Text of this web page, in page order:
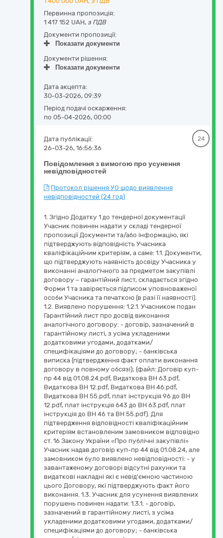
Первинна пропозиція:
1 417 152 UAH, з ПДВ
Документи пропозиції:
Показати документи
Документи рішення:
Показати документи
Дата акцепта:
30-03-2026, 09:39
Період подачі оскарження:
по 05-04-2026, 00:00
Повідомлення з вимогою про усунення
невідповідностей
Дата публікації:
26-03-26, 16:56:36
24
Протокол рішення УО щодо виявлення
невідповідностей (24 год)
1. Згідно Додатку 1 до тендерної документації
Учасник повинен надати у складі тендерної
пропозиції Документи та/або інформацію, які
підтверджують відповідність Учасника
кваліфікаційним критеріям, а саме: 1.1. Документи,
що підтверджують наявність досвіду Учасника у
виконанні аналогічного за предметом закупівлі
договору – гарантійний лист, складається згідно
Форми 1 та завіряється підписом уповноваженої
особи Учасника та печаткою (в разі її наявності).
1.2. Виявлено порушення: 1.2.1. Учасником подан
Гарантійний лист про досвід виконання
аналогічного договору: - договір, зазначений в
гарантійному листі, з усіма укладеними
додатковими угодами, додатками/
специфікаціями до договору; - банківська
виписка (підтвердження факт оплати виконання
договору в повному обсязі); (файл: Договір куп-
пр 44 від 01.08.24.pdf, Видаткова ВН 63.pdf,
Видаткова ВН 12.pdf, Видаткова ВН 46.pdf,
Видаткова ВН 55.pdf, плат інструкція 96 до ВН
12.pdf, плат інструкція 643 до ВН 63.pdf, плат
інструкція до ВН 46 та ВН 55.pdf). Для
підтвердження відповідності кваліфікаційним
критеріям встановленим замовником відповідно
ст. 16 Закону України «Про публічні закупівлі»
Учасник надав договір куп-пр 44 від 01.08.24, але
замовником було виявлено невідповідності: - у
завантаженому договорі відсутні рахунки та
видаткові накладні які є невід'ємною частиною
цього Договору, які підтверджують факт його
виконання. 1.3. Учасник для усунення виявлених
порушень повинен надати: 1.3.1. - договір,
зазначений в гарантійному листі, з усіма
укладеними додатковими угодами, додатками/
специфікаціями до договору; - банківська